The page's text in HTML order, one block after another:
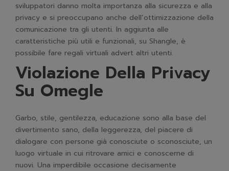
sviluppatori danno molta importanza alla sicurezza e alla
privacy e si preoccupano anche dell’ottimizzazione della
comunicazione tra gli utenti. In aggiunta alle
caratteristiche più utili e funzionali, su Shangle, è
possibile fare regali virtuali advert altri utenti.
Violazione Della Privacy
Su Omegle
Garbo, stile, gentilezza, educazione sono alla base del
divertimento sano, della leggerezza, del piacere di
dialogare con persone già conosciute o sconosciute, un
luogo virtuale in cui ritrovare amici e conoscerne di
nuovi. Una imperdibile occasione decisamente